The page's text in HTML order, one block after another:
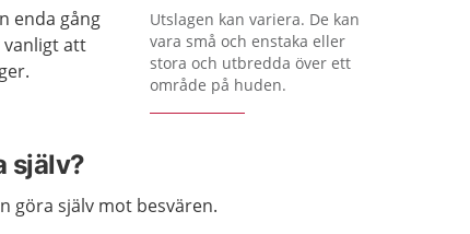
Förstora bilden
Utslagen kan variera. De kan
vara små och enstaka eller
stora och utbredda över ett
område på huden.
enda gång
vanligt att
själv?
göra själv mot besvären.